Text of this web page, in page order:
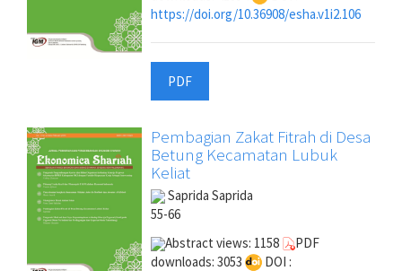
https://doi.org/10.36908/esha.v1i2.106
PDF
Pembagian Zakat Fitrah di Desa
Betung Kecamatan Lubuk
Keliat
Saprida Saprida
55-66
Abstract views: 1158
PDF
downloads: 3053
DOI :